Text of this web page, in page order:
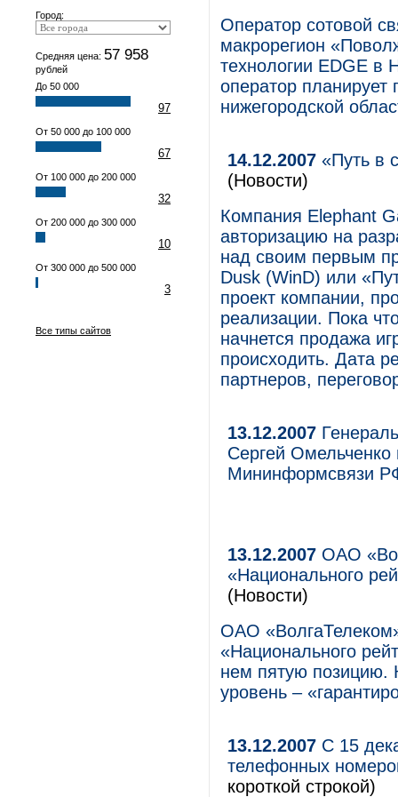
Город:
Средняя цена: 57 958
рублей
До 50 000
97
От 50 000 до 100 000
67
От 100 000 до 200 000
32
От 200 000 до 300 000
10
От 300 000 до 500 000
3
Все типы сайтов
Оператор сотовой
макрорегион
технологии EDGE
оператор планирует
нижегородской
14.12.2007 «Путь в
(Новости)
Компания Elephant
авторизацию на
над своим первым
Dusk (WinD) или
проект компании,
реализации. Пока
начнется продажа
происходить. Дата
партнеров,
13.12.2007
Сергей Омельченко
Мининформсвязи
13.12.2007 ОАО
«Национального
(Новости)
ОАО
«Национального
нем пятую позицию.
уровень –
13.12.2007 С 15
телефонных
короткой строкой)